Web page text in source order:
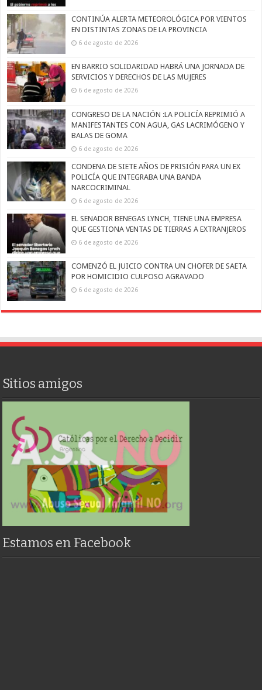
CONTINÚA ALERTA METEOROLÓGICA POR VIENTOS
EN DISTINTAS ZONAS DE LA PROVINCIA
6 de agosto de 2026
EN BARRIO SOLIDARIDAD HABRÁ UNA JORNADA DE
SERVICIOS Y DERECHOS DE LAS MUJERES
6 de agosto de 2026
CONGRESO DE LA NACIÓN :LA POLICÍA REPRIMIÓ A
MANIFESTANTES CON AGUA, GAS LACRIMÓGENO Y
BALAS DE GOMA
6 de agosto de 2026
CONDENA DE SIETE AÑOS DE PRISIÓN PARA UN EX
POLICÍA QUE INTEGRABA UNA BANDA
NARCOCRIMINAL
6 de agosto de 2026
EL SENADOR BENEGAS LYNCH, TIENE UNA EMPRESA
QUE GESTIONA VENTAS DE TIERRAS A EXTRANJEROS
6 de agosto de 2026
COMENZÓ EL JUICIO CONTRA UN CHOFER DE SAETA
POR HOMICIDIO CULPOSO AGRAVADO
6 de agosto de 2026
Sitios amigos
Estamos en Facebook